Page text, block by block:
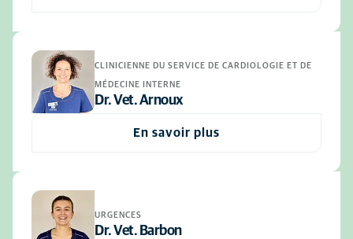
CLINICIENNE DU SERVICE DE CARDIOLOGIE ET DE
MÉDECINE INTERNE
Dr. Vet. Arnoux
En savoir plus
URGENCES
Dr. Vet. Barbon